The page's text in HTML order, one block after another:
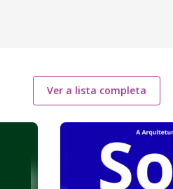
Ver a lista completa